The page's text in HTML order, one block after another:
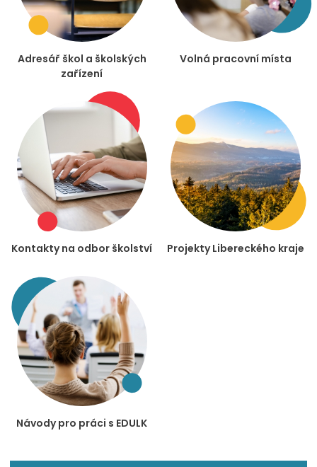
Adresář škol a školských
zařízení
Volná pracovní místa
Kontakty na odbor školství Projekty Libereckého kraje
Návody pro práci s EDULK